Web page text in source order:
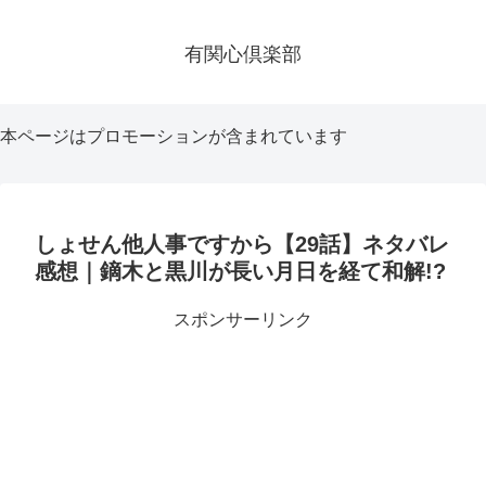
有関心倶楽部
本ページはプロモーションが含まれています
しょせん他人事ですから【29話】ネタバレ
感想｜鏑木と黒川が長い月日を経て和解!?
スポンサーリンク